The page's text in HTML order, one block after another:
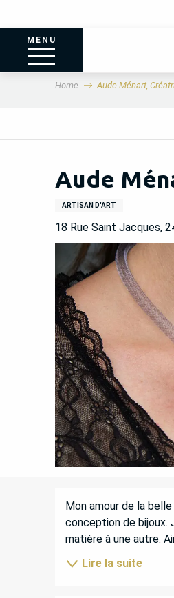
MENU
Home Aude Ménart,
Aude
ARTISAN D'ART
18 Rue Saint Jacques,
Mon amour de la
conception de bijoux.
matière à une autre.
Lire la suite